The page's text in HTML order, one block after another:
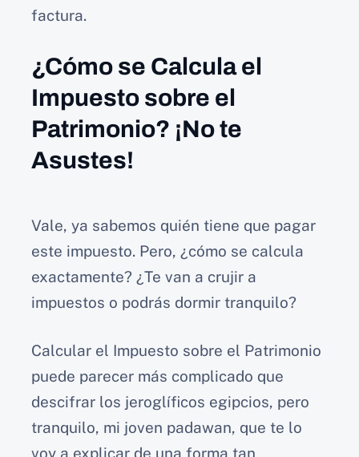
factura.
¿Cómo se Calcula el
Impuesto sobre el
Patrimonio? ¡No te
Asustes!
Vale, ya sabemos quién tiene que pagar
este impuesto. Pero, ¿cómo se calcula
exactamente? ¿Te van a crujir a
impuestos o podrás dormir tranquilo?
Calcular el Impuesto sobre el Patrimonio
puede parecer más complicado que
descifrar los jeroglíficos egipcios, pero
tranquilo, mi joven padawan, que te lo
voy a explicar de una forma tan